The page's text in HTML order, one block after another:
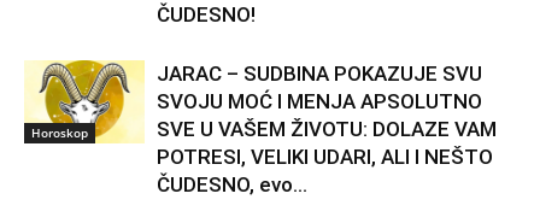
ČUDESNO!
Horoskop
JARAC – SUDBINA POKAZUJE SVU
SVOJU MOĆ I MENJA APSOLUTNO
SVE U VAŠEM ŽIVOTU: DOLAZE VAM
POTRESI, VELIKI UDARI, ALI I NEŠTO
ČUDESNO, evo...